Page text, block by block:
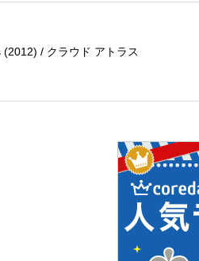
(2012) / クラウド アトラス